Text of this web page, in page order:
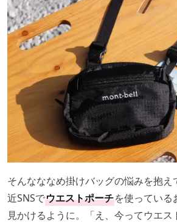
そんなななめ掛けバッグの悩みを抱え
近SNSでウエストポーチを使っている
見かけるように。「え、今ってウエス